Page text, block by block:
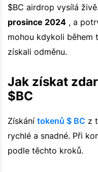
$BC airdrop vysílá
prosince 2024 , a
mohou kdykoli
získali odměnu.
Jak získat
$BC
Získání tokenů $ BC z
rychlé a snadné. Při
podle těchto kroků.